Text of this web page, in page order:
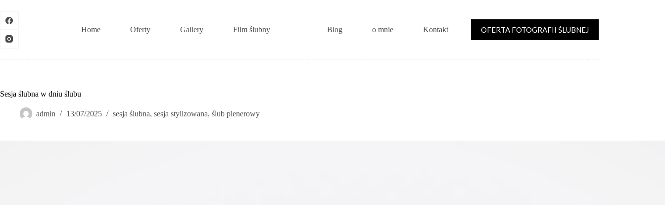
treści
Home
Oferty Gallery Film ślubny Blog o mnie Kontakt OFERTA FOTOGRAFII ŚLUBNEJ
Sesja ślubna w dniu ślubu
admin 13/07/2025 sesja ślubna, sesja stylizowana, ślub plenerowy